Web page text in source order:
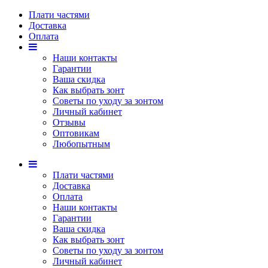
Плати частями
Доставка
Оплата
Наши контакты
Гарантии
Ваша скидка
Как выбрать зонт
Советы по уходу за зонтом
Личный кабинет
Отзывы
Оптовикам
Любопытным
Плати частями
Доставка
Оплата
Наши контакты
Гарантии
Ваша скидка
Как выбрать зонт
Советы по уходу за зонтом
Личный кабинет